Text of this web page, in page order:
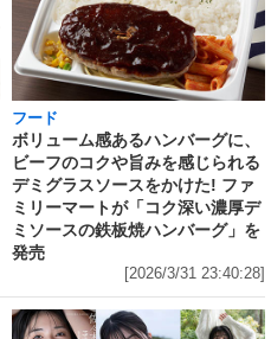
フード
ボリューム感あるハンバーグに、
ビーフのコクや旨みを感じられる
デミグラスソースをかけた! ファ
ミリーマートが「コク深い濃厚デ
ミソースの鉄板焼ハンバーグ」を
発売
[2026/3/31 23:40:28]